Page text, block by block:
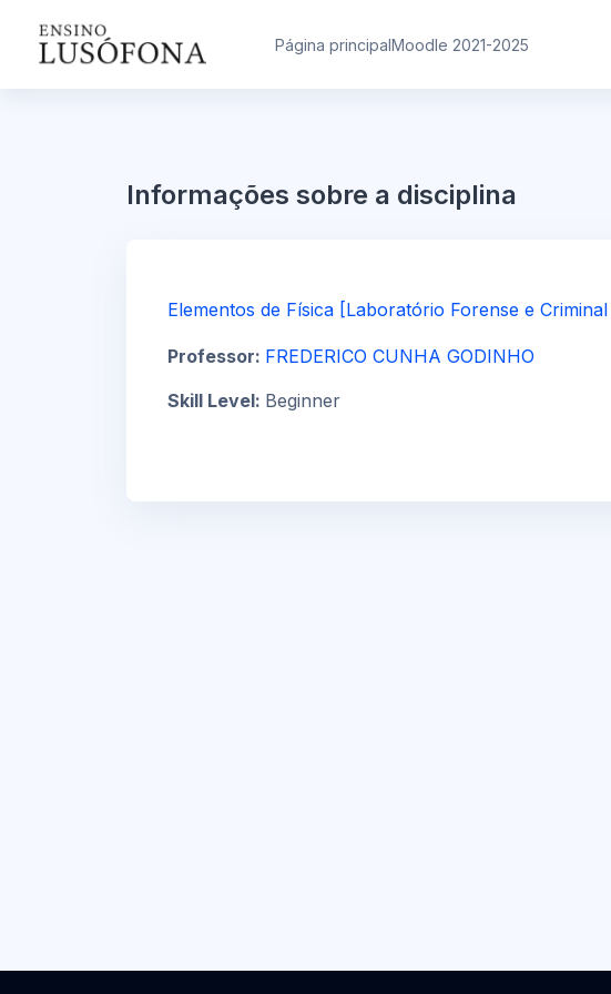
Página principalMoodle 2021-2025
Informações sobre a disciplina
Elementos de Física [Laboratório Forense e
Professor: FREDERICO CUNHA GODINHO
Skill Level: Beginner